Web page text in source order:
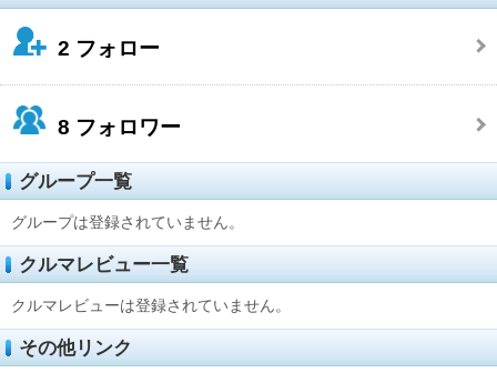
2 フォロー
8 フォロワー
グループ一覧
グループは登録されていません。
クルマレビュー一覧
クルマレビューは登録されていません。
その他リンク